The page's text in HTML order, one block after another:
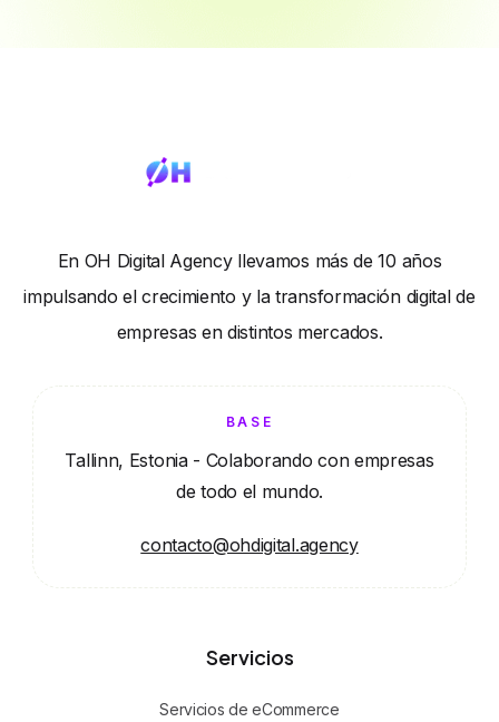
En OH Digital Agency llevamos más de 10 años
impulsando el crecimiento y la transformación digital de
empresas en distintos mercados.
BASE
Tallinn, Estonia - Colaborando con empresas
de todo el mundo.
contacto@ohdigital.agency
Servicios
Servicios de eCommerce